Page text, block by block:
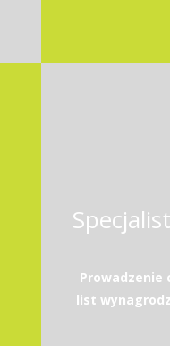
Prowadzenie
list